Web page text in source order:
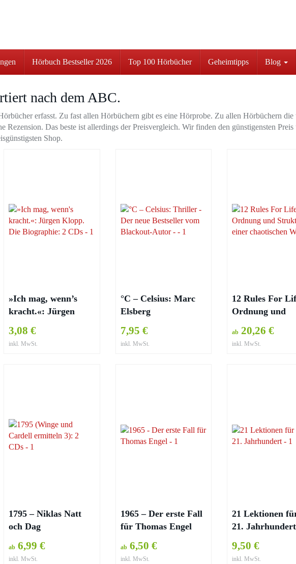
Hörbuch Bestseller 2026 Top 100 Hörbücher Geheimtipps Blog
nach dem ABC.
erfasst. Zu fast allen Hörbüchern gibt es eine Hörprobe. Zu allen Hörbüchern
Rezension. Das beste ist allerdings der Preisvergleich. Wir finden den günstigensten Preis
Shop.
»Ich mag, wenn’s
kracht.«: Jürgen
Biographie
3,08 €
inkl. MwSt.
°C – Celsius: Marc
Elsberg
7,95 €
inkl. MwSt.
12 Rules For
Ordnung und
chaotischen
ab 20,26 €
inkl. MwSt.
1795 – Niklas Natt
och Dag
ab 6,99 €
inkl. MwSt.
1965 – Der erste Fall
für Thomas Engel
ab6,50 €
inkl. MwSt.
21 Lektionen
21.
9,50 €
inkl. MwSt.